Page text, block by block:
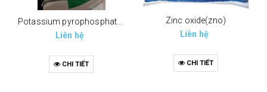
Liên hệ
CHI TIẾT
Zinc oxide(zno)
Liên hệ
CHI TIẾT